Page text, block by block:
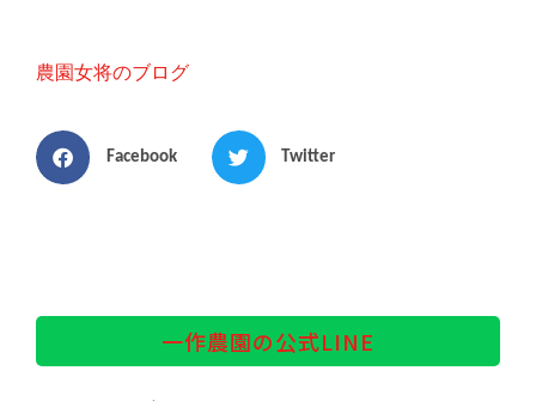
農園女将のブログ
Facebook Twitter
一作農園の公式LINE